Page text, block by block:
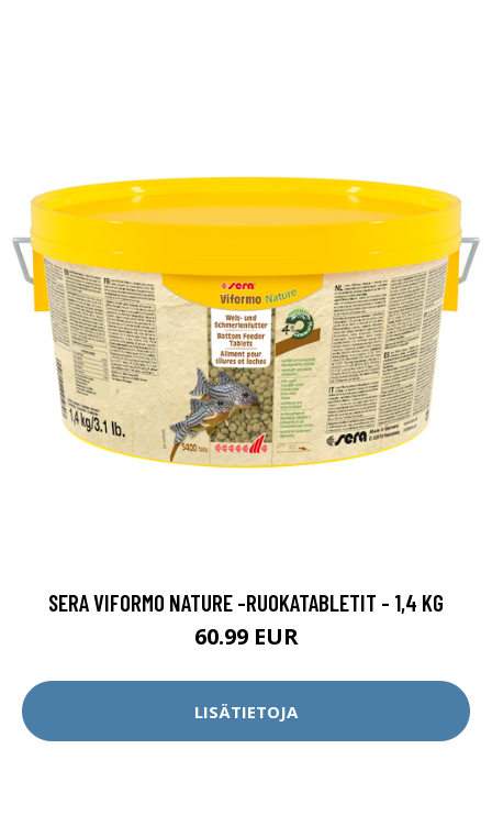
SERA VIFORMO NATURE -RUOKATABLETIT - 1,4 KG
60.99 EUR
LISÄTIETOJA